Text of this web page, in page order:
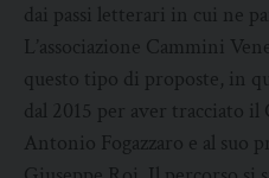
dai passi letterari in cui ne
L’associazione Cammini
questo tipo di proposte, in
dal 2015 per aver tracciato il
Antonio Fogazzaro e al suo